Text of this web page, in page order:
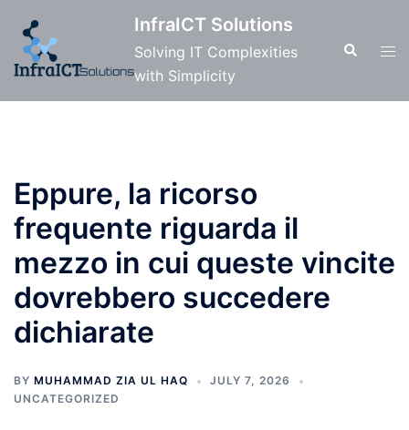
content
InfraICT Solutions
Solving IT Complexities
with Simplicity
Search
Eppure, la ricorso
frequente riguarda il
mezzo in cui queste vincite
dovrebbero succedere
dichiarate
BY MUHAMMAD ZIA UL HAQ
JULY 7, 2026
UNCATEGORIZED